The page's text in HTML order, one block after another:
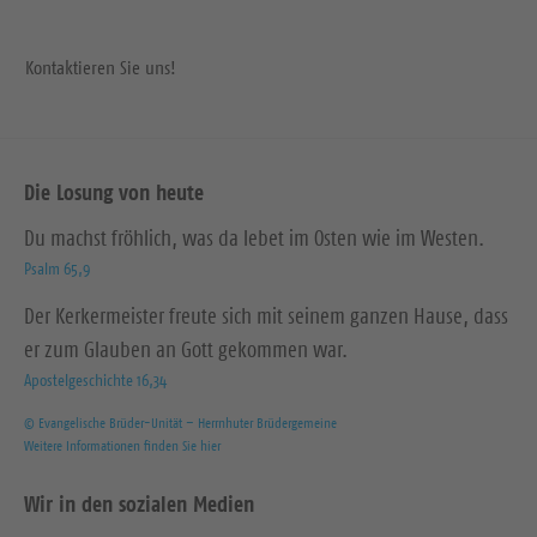
Kontaktieren Sie uns!
Die Losung von heute
Du machst fröhlich, was da lebet im Osten wie im Westen.
Psalm 65,9
Der Kerkermeister freute sich mit seinem ganzen Hause, dass
er zum Glauben an Gott gekommen war.
Apostelgeschichte 16,34
© Evangelische Brüder-Unität – Herrnhuter Brüdergemeine
Weitere Informationen finden Sie hier
Wir in den sozialen Medien